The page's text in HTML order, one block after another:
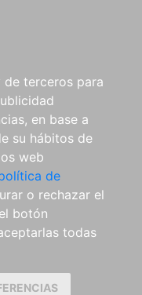
terceros para
en base a
su hábitos de
web
de
o rechazar el
botón
todas